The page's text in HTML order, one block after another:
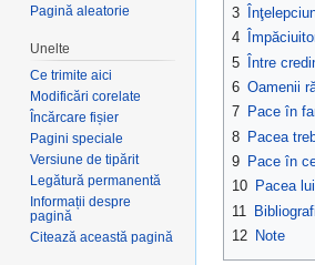
3
4
5
Între
6 Oamenii
7 Pace în
8 Pacea
9 Pace în
10 Pacea
11
12 Note
Pagină aleatorie
Unelte
Ce trimite aici
Modificări corelate
Încărcare fișier
Pagini speciale
Versiune de tipărit
Legătură permanentă
Informații despre
pagină
Citează această pagină